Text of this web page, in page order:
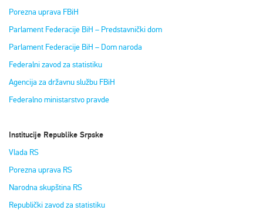
Porezna uprava FBiH
Parlament Federacije BiH – Predstavnički dom
Parlament Federacije BiH – Dom naroda
Federalni zavod za statistiku
Agencija za državnu službu FBiH
Federalno ministarstvo pravde
Institucije Republike Srpske
Vlada RS
Porezna uprava RS
Narodna skupština RS
Republički zavod za statistiku